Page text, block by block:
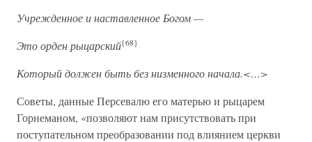
Учрежденное и наставленное Богом —
Это орден рыцарский{68}
Который должен быть без низменного начала.<…>
Советы, данные Персевалю его матерью и рыцарем
Горнеманом, «позволяют нам присутствовать при
поступательном преобразовании под влиянием церкви